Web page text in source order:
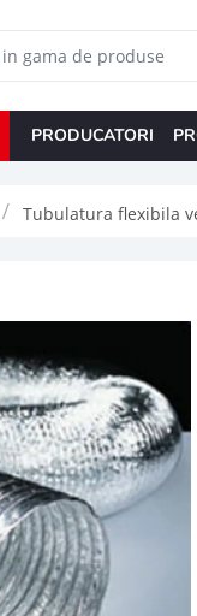
PRODUCATORI
Tubulatura flexibila